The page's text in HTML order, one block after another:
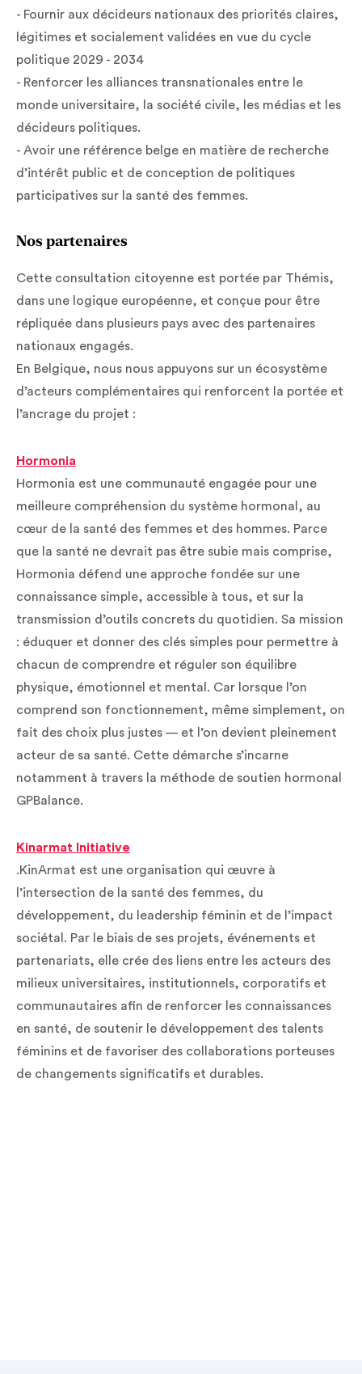
- Fournir aux décideurs nationaux des priorités claires,
légitimes et socialement validées en vue du cycle
politique 2029 - 2034
- Renforcer les alliances transnationales entre le
monde universitaire, la société civile, les médias et les
décideurs politiques.
- Avoir une référence belge en matière de recherche
d’intérêt public et de conception de politiques
participatives sur la santé des femmes.
Nos partenaires
Cette consultation citoyenne est portée par Thémis,
dans une logique européenne, et conçue pour être
répliquée dans plusieurs pays avec des partenaires
nationaux engagés.
En Belgique, nous nous appuyons sur un écosystème
d’acteurs complémentaires qui renforcent la portée et
l’ancrage du projet :
Hormonia
Hormonia est une communauté engagée pour une
meilleure compréhension du système hormonal, au
cœur de la santé des femmes et des hommes. Parce
que la santé ne devrait pas être subie mais comprise,
Hormonia défend une approche fondée sur une
connaissance simple, accessible à tous, et sur la
transmission d’outils concrets du quotidien. Sa mission
: éduquer et donner des clés simples pour permettre à
chacun de comprendre et réguler son équilibre
physique, émotionnel et mental. Car lorsque l’on
comprend son fonctionnement, même simplement, on
fait des choix plus justes — et l’on devient pleinement
acteur de sa santé. Cette démarche s’incarne
notamment à travers la méthode de soutien hormonal
GPBalance.
Kinarmat Initiative
.KinArmat est une organisation qui œuvre à
l’intersection de la santé des femmes, du
développement, du leadership féminin et de l’impact
sociétal. Par le biais de ses projets, événements et
partenariats, elle crée des liens entre les acteurs des
milieux universitaires, institutionnels, corporatifs et
communautaires afin de renforcer les connaissances
en santé, de soutenir le développement des talents
féminins et de favoriser des collaborations porteuses
de changements significatifs et durables.